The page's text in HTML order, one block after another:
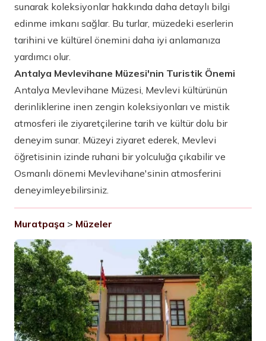
sunarak koleksiyonlar hakkında daha detaylı bilgi
edinme imkanı sağlar. Bu turlar, müzedeki eserlerin
tarihini ve kültürel önemini daha iyi anlamanıza
yardımcı olur.
Antalya Mevlevihane Müzesi'nin Turistik Önemi
Antalya Mevlevihane Müzesi, Mevlevi kültürünün
derinliklerine inen zengin koleksiyonları ve mistik
atmosferi ile ziyaretçilerine tarih ve kültür dolu bir
deneyim sunar. Müzeyi ziyaret ederek, Mevlevi
öğretisinin izinde ruhani bir yolculuğa çıkabilir ve
Osmanlı dönemi Mevlevihane'sinin atmosferini
deneyimleyebilirsiniz.
Muratpaşa > Müzeler